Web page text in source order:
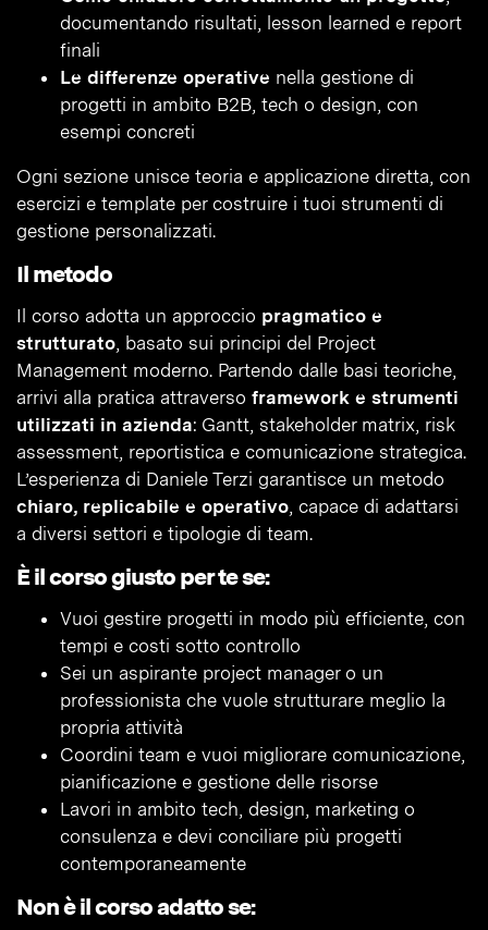
documentando risultati, lesson learned e report
finali
Le differenze operative nella gestione di
progetti in ambito B2B, tech o design, con
esempi concreti
Ogni sezione unisce teoria e applicazione diretta, con
esercizi e template per costruire i tuoi strumenti di
gestione personalizzati.
Il metodo
Il corso adotta un approccio pragmatico e
strutturato, basato sui principi del Project
Management moderno. Partendo dalle basi teoriche,
arrivi alla pratica attraverso framework e strumenti
utilizzati in azienda: Gantt, stakeholder matrix, risk
assessment, reportistica e comunicazione strategica.
L’esperienza di Daniele Terzi garantisce un metodo
chiaro, replicabile e operativo, capace di adattarsi
a diversi settori e tipologie di team.
È il corso giusto per te se:
Vuoi gestire progetti in modo più efficiente, con
tempi e costi sotto controllo
Sei un aspirante project manager o un
professionista che vuole strutturare meglio la
propria attività
Coordini team e vuoi migliorare comunicazione,
pianificazione e gestione delle risorse
Lavori in ambito tech, design, marketing o
consulenza e devi conciliare più progetti
contemporaneamente
Non è il corso adatto se: